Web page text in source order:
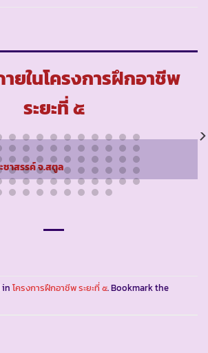
ายในโครงการฝึกอาชีพ
ระยะที่ ๕
ชาสรรค์ จ.สตูล
in โครงการฝึกอาชีพ ระยะที่ ๕. Bookmark the